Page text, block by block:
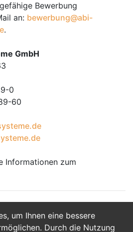
um Ihnen eine bessere
Durch die Nutzung
Bewerbung
an: bewerbung@abi-
.
GmbH
0
60
Informationen zum
Bewerben